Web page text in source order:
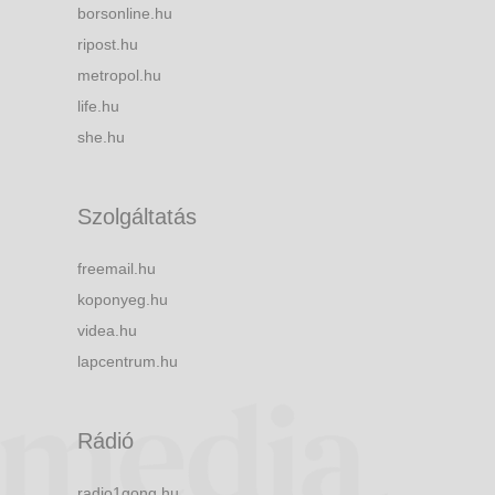
borsonline.hu
ripost.hu
metropol.hu
life.hu
she.hu
Szolgáltatás
freemail.hu
koponyeg.hu
videa.hu
lapcentrum.hu
Rádió